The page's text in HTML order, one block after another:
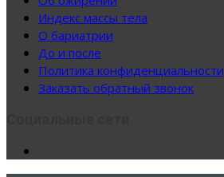
Индекс массы тела
О бариатрии
До и после
Политика конфиденциальности
Заказать обратный звонок